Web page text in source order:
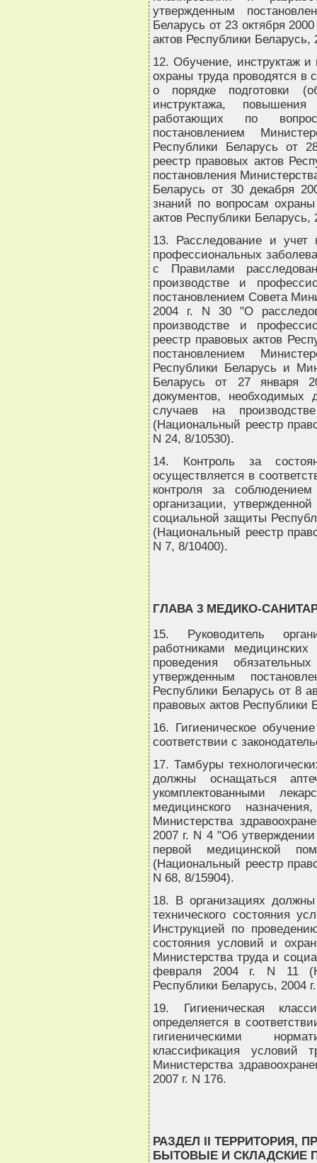
утвержденным
Беларусь от 23 октября
актов Республики Беларусь,
12. Обучение, инструктаж и
охраны труда проводятся в
о порядке подготовки
инструктажа,
работающих по
постановлением
Республики Беларусь от
реестр правовых актов
постановления
Беларусь от 30 декабря
знаний по вопросам
актов Республики Беларусь,
13. Расследование и учет
профессиональных
с Правилами
производстве и
постановлением Совета
2004 г. N 30 "О
производстве и
реестр правовых актов
постановлением
Республики Беларусь и
Беларусь от 27 января
документов, необходимых
случаев на
(Национальный реестр
N 24, 8/10530).
14. Контроль за
осуществляется в
контроля за
организации,
социальной защиты
(Национальный реестр
N 7, 8/10400).
ГЛАВА 3 МЕДИКО-
15. Руководитель
работниками
проведения
утвержденным
Республики Беларусь от 8
правовых актов Республики
16. Гигиеническое
соответствии с
17. Тамбуры
должны оснащаться
укомплектованными
медицинского
Министерства
2007 г. N 4 "Об
первой медицинской
(Национальный реестр
N 68, 8/15904).
18. В организациях
технического состояния
Инструкцией по
состояния условий и
Министерства труда и
февраля 2004 г. N 11
Республики Беларусь, 2004
19. Гигиеническая
определяется в
гигиеническими
классификация условий
Министерства
2007 г. N 176.
РАЗДЕЛ II ТЕРРИТОРИЯ,
БЫТОВЫЕ И СКЛАДСКИЕ